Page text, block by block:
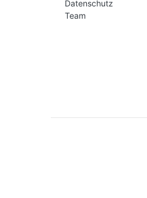
Datenschutz
Team